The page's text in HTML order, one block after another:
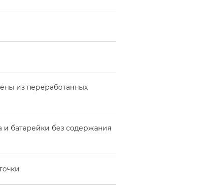
из переработанных
и батарейки без содержания